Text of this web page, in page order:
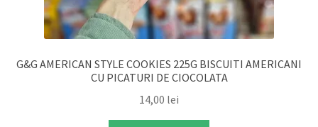
G&G AMERICAN STYLE COOKIES 225G BISCUITI AMERICANI
CU PICATURI DE CIOCOLATA
14,00 lei